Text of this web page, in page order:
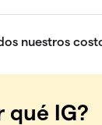
qué IG?